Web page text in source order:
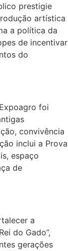
prestigie
artística
a política da
de incentivar
do
foi
convivência
inclui a Prova
espaço
de
a
do Gado”,
gerações